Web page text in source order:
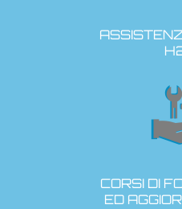
CORSI DI
ED